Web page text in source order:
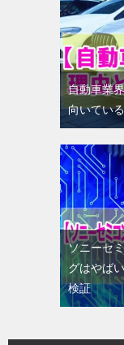
自動車業
向いてい
ソニーセ
グはやば
検証